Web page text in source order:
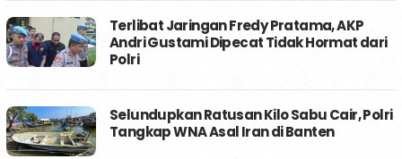
Terlibat Jaringan Fredy Pratama, AKP
Andri Gustami Dipecat Tidak Hormat dari
Polri
Selundupkan Ratusan Kilo Sabu Cair, Polri
Tangkap WNA Asal Iran di Banten